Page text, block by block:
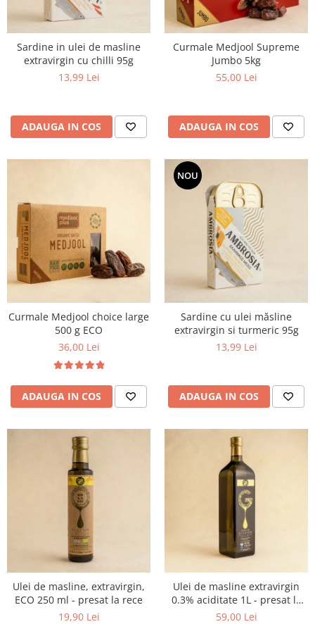
Sardine in ulei de masline
extravirgin cu chilli 95g
13,99 Lei
ADAUGA IN COS
Curmale Medjool Supreme
Jumbo 5kg
55,00 Lei
ADAUGA IN COS
Curmale Medjool choice large
500 g ECO
36,00 Lei
ADAUGA IN COS
NOU
Sardine cu ulei măsline
extravirgin si turmeric 95g
13,99 Lei
ADAUGA IN COS
Ulei de masline, extravirgin,
ECO 250 ml - presat la rece
19,90 Lei
Ulei de masline extravirgin
0.3% aciditate 1L - presat la
rece
59,00 Lei